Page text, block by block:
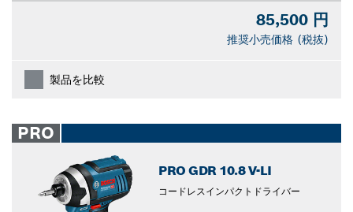
85,500 円
推奨小売価格 (税抜)
製品を比較
PRO
PRO GDR 10.8 V-LI
コードレスインパクトドライバー